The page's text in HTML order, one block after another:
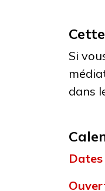
Si
dans